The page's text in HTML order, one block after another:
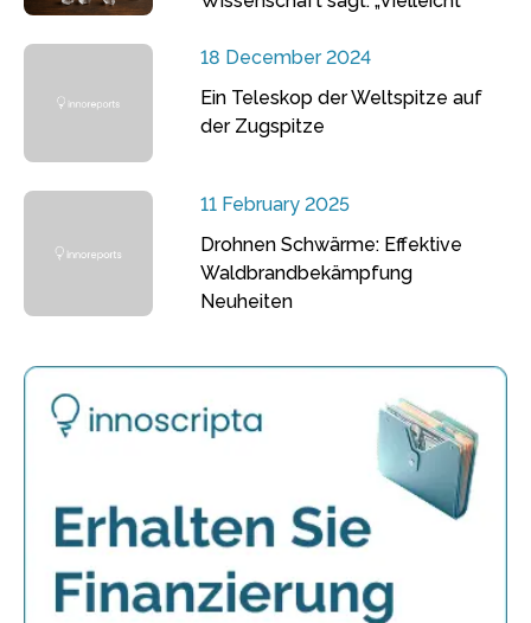
18 December 2024
Ein Teleskop der Weltspitze auf
der Zugspitze
11 February 2025
Drohnen Schwärme: Effektive
Waldbrandbekämpfung
Neuheiten